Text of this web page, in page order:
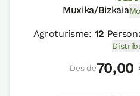
Muxika/Bizkaia
Agroturisme: 12
Des de70,00